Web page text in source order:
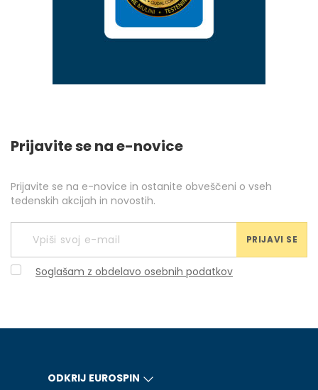
Prijavite se na e-novice
Prijavite se na e-novice in ostanite obveščeni o vseh
tedenskih akcijah in novostih.
PRIJAVI SE
Soglašam z obdelavo osebnih podatkov
ODKRIJ EUROSPIN